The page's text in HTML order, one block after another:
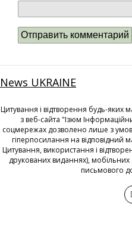
News UKRAINE
Цитування і відтворення будь-яких
з веб-сайта "Ізюм
соцмережах дозволено лише з
гіперпосилання на відповідний
Цитування, використання і
друкованих виданнях), мобільних
письмового